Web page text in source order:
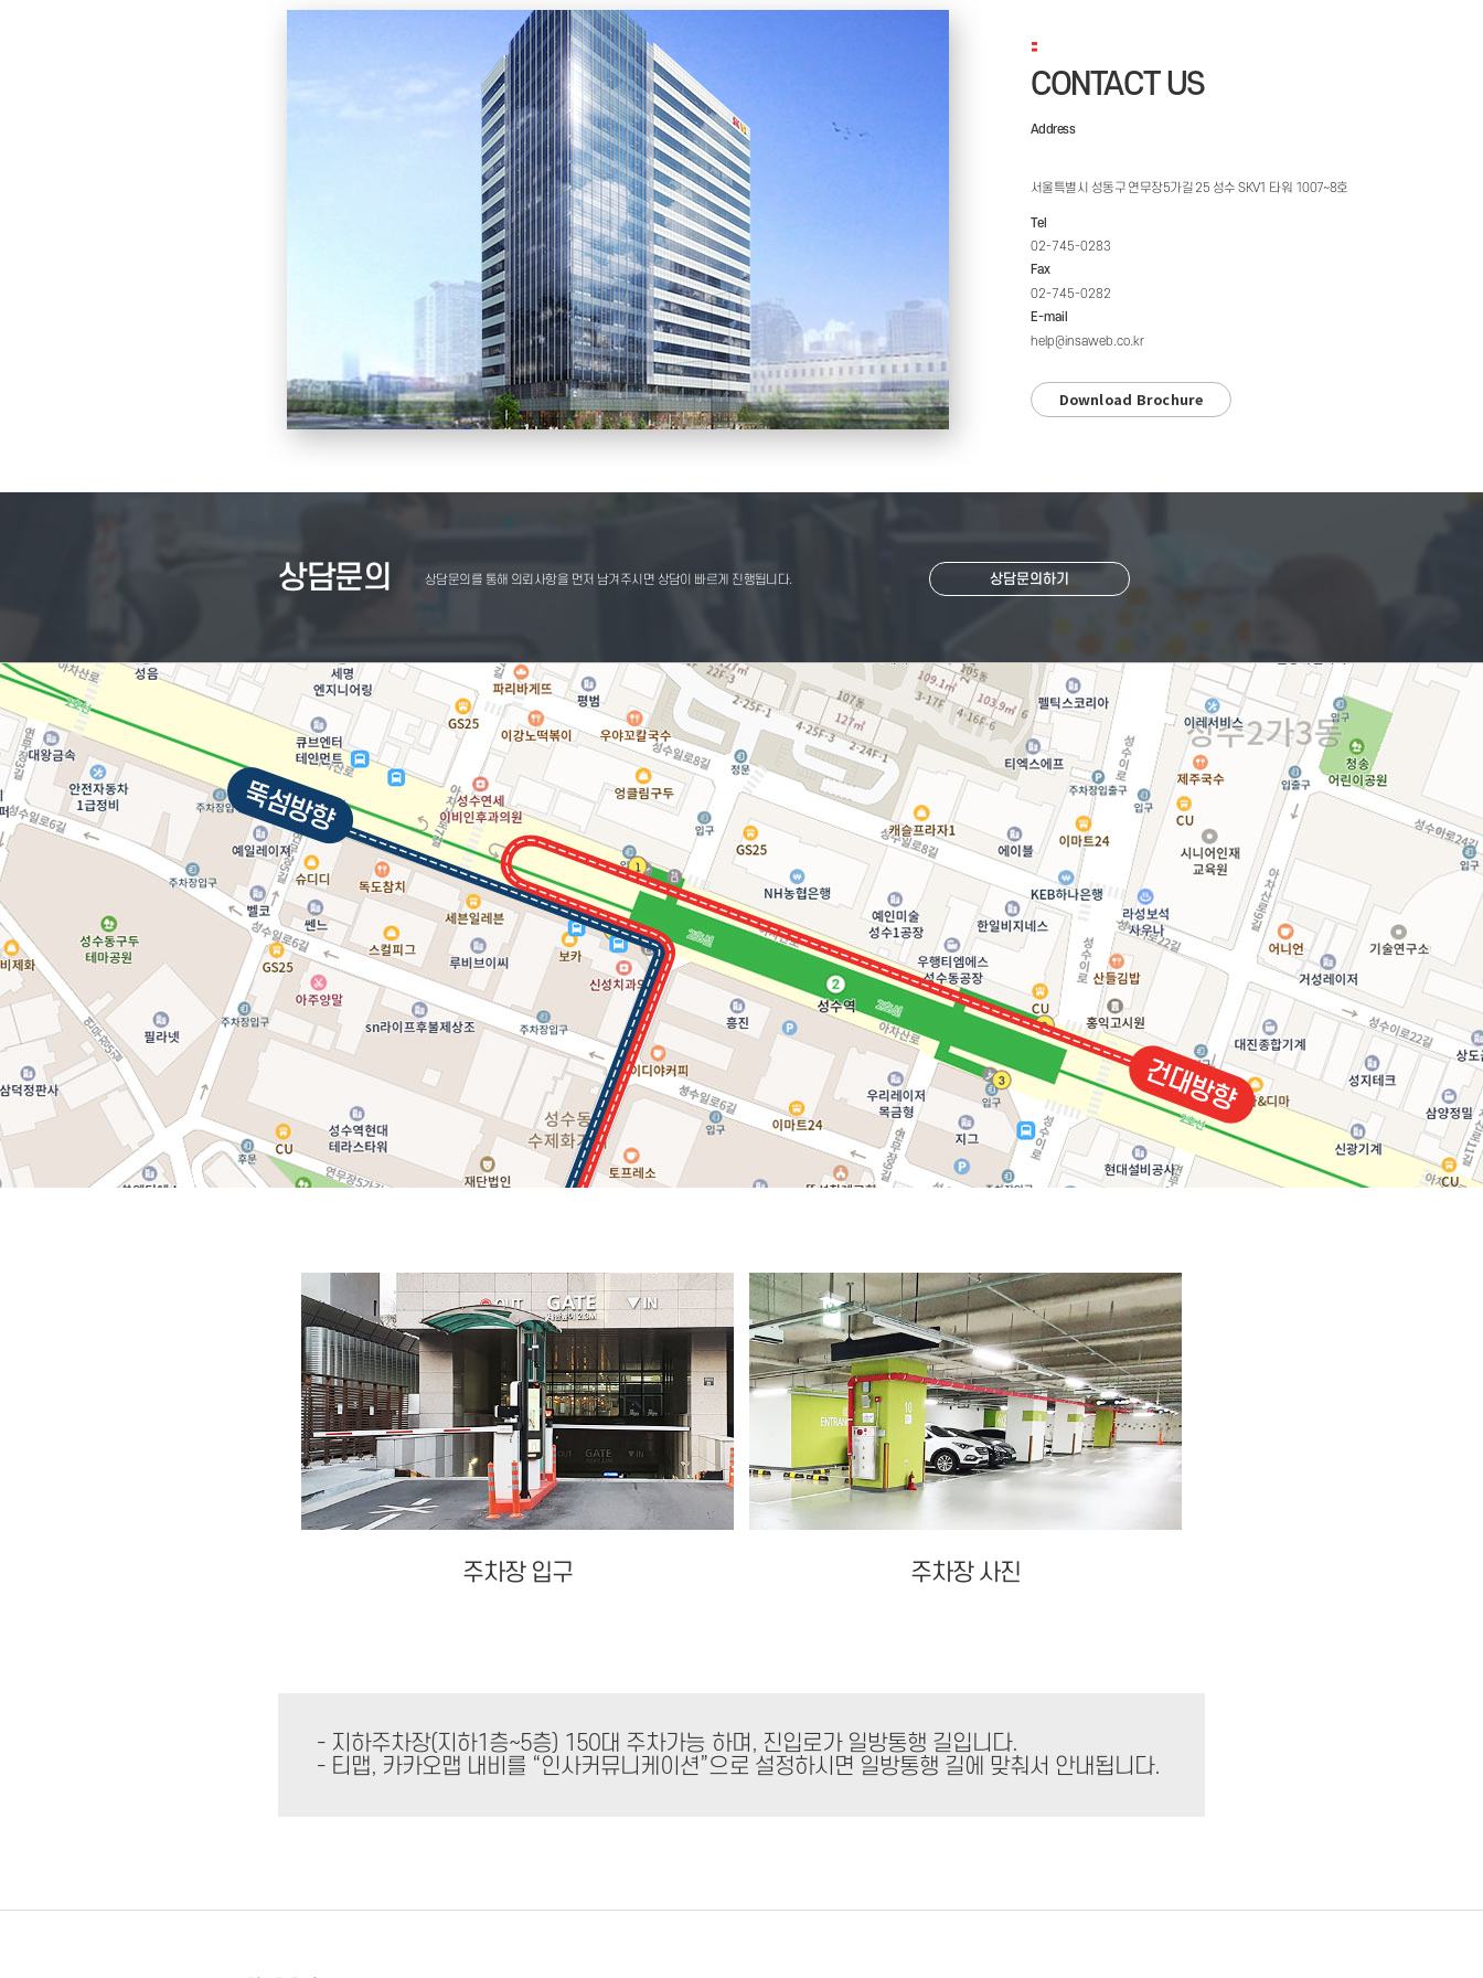
CONTACT US
Address
서울특별시 성동구 연무장5가길 25 성수 SKV1 타워 1007~8호
Tel
02-745-0283
Fax
02-745-0282
E-mail
help@insaweb.co.kr
Download Brochure
상담문의 상담문의를 통해 의뢰사항을 먼저 남겨주시면 상담이 빠르게 진행됩니다. 상담문의하기
주차장 입구 주차장 사진
- 지하주차장(지하1층~5층) 150대 주차가능 하며, 진입로가 일방통행 길입니다.
- 티맵, 카카오맵 내비를 “인사커뮤니케이션”으로 설정하시면 일방통행 길에 맞춰서 안내됩니다.